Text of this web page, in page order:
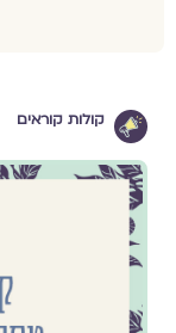
קולות קוראים